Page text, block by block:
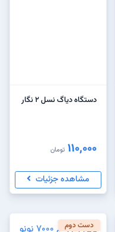
دستگاه دیاگ نسل 2 نگار
110,000 تومان
مشاهده جزئیات
دست دوم